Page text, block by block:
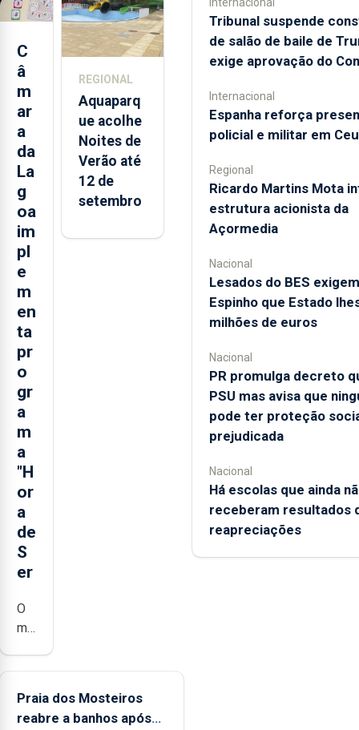
C
â
m
ar
a
da
La
g
oa
im
pl
e
m
en
ta
pr
o
gr
a
m
a
"H
or
a
de
S
er
O
município
a
implementar
2021 e
2025 nos
Açores
REGIONAL
Aquaparq
ue acolhe
Noites de
Verão até
12 de
setembro
Praia dos Mosteiros
reabre a banhos após
Tribunal suspende
de salão de baile de
exige aprovação do
Internacional
Espanha reforça
policial e militar em
Regional
Ricardo Martins Mota
estrutura acionista da
Açormedia
Nacional
Lesados do BES
Espinho que Estado
milhões de euros
Nacional
PR promulga decreto
PSU mas avisa que
pode ter proteção
prejudicada
Nacional
Há escolas que ainda
receberam resultados
reapreciações